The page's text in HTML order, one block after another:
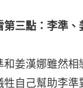
第三點：李準
和姜漢娜雖然
牲自己幫助李